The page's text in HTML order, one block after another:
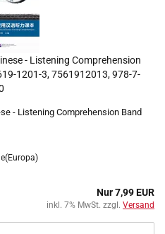
- Listening Comprehension
1201-3, 7561912013, 978-7-
- Listening Comprehension Band
Nur 7,99 EUR
inkl. 7% MwSt. zzgl. Versand